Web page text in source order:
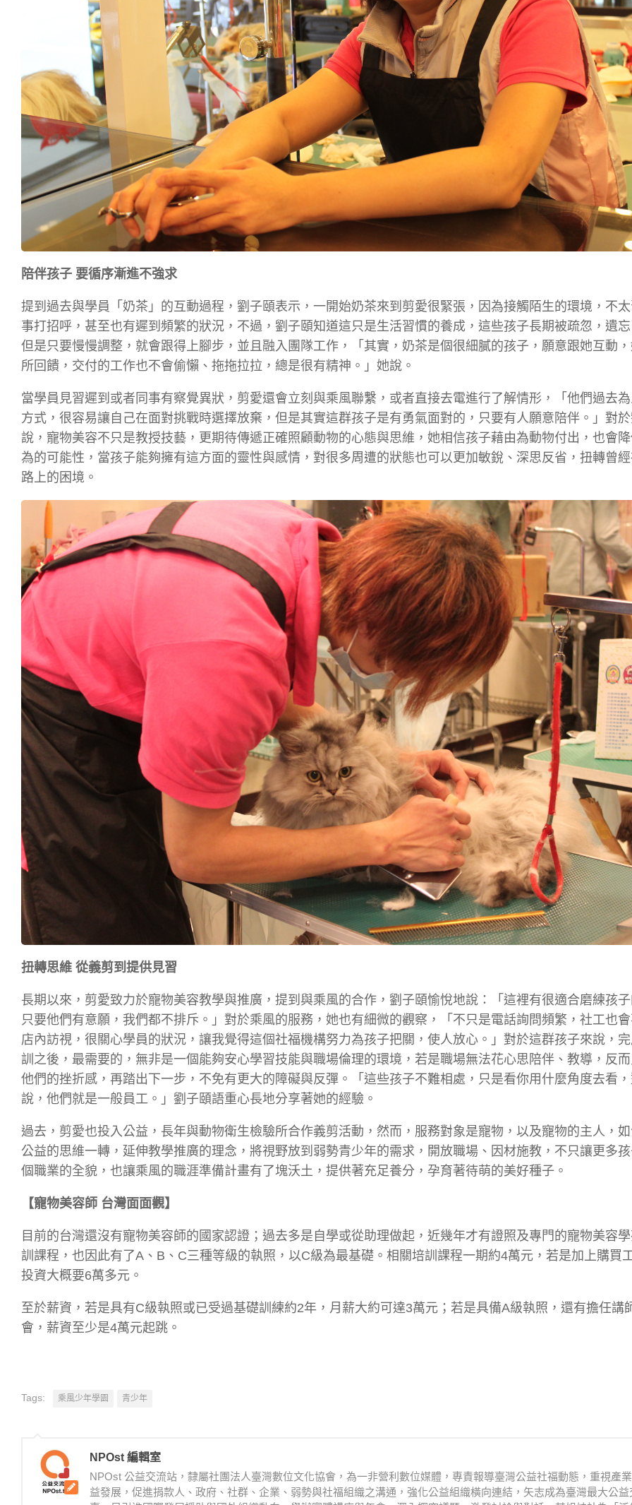
陪伴孩子 要循序漸進不強求
提到過去與學員「奶茶」的互動過程，劉子頤表示，一開始奶茶來到剪愛很緊張，因為接觸陌生的環境，不
事打招呼，甚至也有遲到頻繁的狀況，不過，劉子頤知道這只是生活習慣的養成，這些孩子長期被疏忽，遺
但是只要慢慢調整，就會跟得上腳步，並且融入團隊工作，「其實，奶茶是個很細膩的孩子，願意跟她互動
所回饋，交付的工作也不會偷懶、拖拖拉拉，總是很有精神。」她說。
當學員見習遲到或者同事有察覺異狀，剪愛還會立刻與乘風聯繫，或者直接去電進行了解情形，「他們過去
方式，很容易讓自己在面對挑戰時選擇放棄，但是其實這群孩子是有勇氣面對的，只要有人願意陪伴。」對
說，寵物美容不只是教授技藝，更期待傳遞正確照顧動物的心態與思維，她相信孩子藉由為動物付出，也會
為的可能性，當孩子能夠擁有這方面的靈性與感情，對很多周遭的狀態也可以更加敏銳、深思反省，扭轉曾
路上的困境。
扭轉思維 從義剪到提供見習
長期以來，剪愛致力於寵物美容教學與推廣，提到與乘風的合作，劉子頤愉悅地說：「這裡有很適合磨練孩
只要他們有意願，我們都不排斥。」對於乘風的服務，她也有細微的觀察，「不只是電話詢問頻繁，社工也
店內訪視，很關心學員的狀況，讓我覺得這個社福機構努力為孩子把關，使人放心。」對於這群孩子來說，
訓之後，最需要的，無非是一個能夠安心學習技能與職場倫理的環境，若是職場無法花心思陪伴、教導，反
他們的挫折感，再踏出下一步，不免有更大的障礙與反彈。「這些孩子不難相處，只是看你用什麼角度去看
說，他們就是一般員工。」劉子頤語重心長地分享著她的經驗。
過去，剪愛也投入公益，長年與動物衛生檢驗所合作義剪活動，然而，服務對象是寵物，以及寵物的主人，
公益的思維一轉，延伸教學推廣的理念，將視野放到弱勢青少年的需求，開放職場、因材施教，不只讓更多
個職業的全貌，也讓乘風的職涯準備計畫有了塊沃土，提供著充足養分，孕育著待萌的美好種子。
【寵物美容師 台灣面面觀】
目前的台灣還沒有寵物美容師的國家認證；過去多是自學或從助理做起，近幾年才有證照及專門的寵物美容
訓課程，也因此有了A、B、C三種等級的執照，以C級為最基礎。相關培訓課程一期約4萬元，若是加上購買
投資大概要6萬多元。
至於薪資，若是具有C級執照或已受過基礎訓練約2年，月薪大約可達3萬元；若是具備A級執照，還有擔任講
會，薪資至少是4萬元起跳。
Tags: 乘風少年學園 青少年
NPOst 編輯室
NPOst 公益交流站，隸屬社團法人臺灣數位文化協會，為一非營利數位媒體，專責報導臺灣公益社福動態，重視產
益發展，促進捐款人、政府、社群、企業、弱勢與社福組織之溝通，強化公益組織橫向連結，矢志成為臺灣最大公益